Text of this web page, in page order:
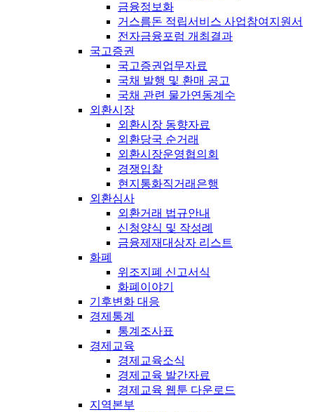
금융정보화
거스름돈 적립서비스 사업참여지원서
전자금융포럼 개최결과
국고증권
국고증권업무자료
국채 발행 및 환매 공고
국채 관련 물가연동계수
외환시장
외환시장 동향자료
외환당국 순거래
외환시장운영협의회
경쟁입찰
현지통화직거래은행
외환심사
외환거래 법규안내
신청양식 및 작성례
금융제재대상자 리스트
화폐
위조지폐 신고서식
화폐이야기
기후변화 대응
경제통계
통계조사표
경제교육
경제교육소식
경제교육 발간자료
경제교육 웹툰 다운로드
지역본부